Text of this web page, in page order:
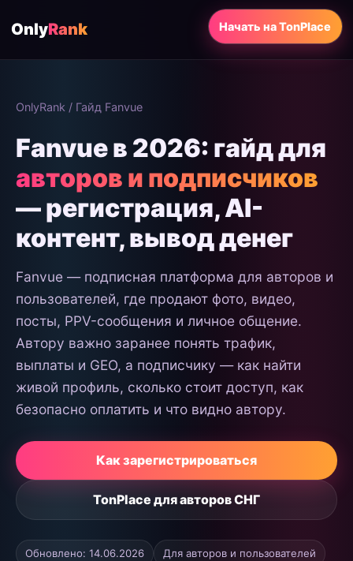
OnlyRank Начать на TonPlace
OnlyRank / Гайд Fanvue
Fanvue в 2026: гайд для
авторов и подписчиков
— регистрация, AI-
контент, вывод денег
Fanvue — подписная платформа для авторов и
пользователей, где продают фото, видео,
посты, PPV-сообщения и личное общение.
Автору важно заранее понять трафик,
выплаты и GEO, а подписчику — как найти
живой профиль, сколько стоит доступ, как
безопасно оплатить и что видно автору.
Как зарегистрироваться
TonPlace для авторов СНГ
Обновлено: 14.06.2026 Для авторов и пользователей